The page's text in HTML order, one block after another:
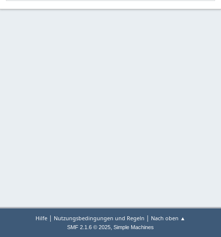
Hilfe | Nutzungsbedingungen und Regeln | Nach oben ▲
SMF 2.1.6 © 2025, Simple Machines